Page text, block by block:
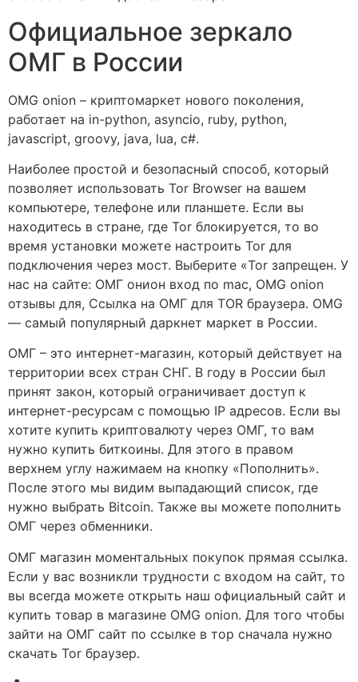
Официальное зеркало
ОМГ в России
OMG onion – криптомаркет нового поколения,
работает на in-python, asyncio, ruby, python,
javascript, groovy, java, lua, c#.
Наиболее простой и безопасный способ, который
позволяет использовать Tor Browser на вашем
компьютере, телефоне или планшете. Если вы
находитесь в стране, где Tor блокируется, то во
время установки можете настроить Tor для
подключения через мост. Выберите «Tor запрещен. У
нас на сайте: ОМГ онион вход по mac, OMG onion
отзывы для, Ссылка на ОМГ для TOR браузера. OMG
— самый популярный даркнет маркет в России.
ОМГ – это интернет-магазин, который действует на
территории всех стран СНГ. В году в России был
принят закон, который ограничивает доступ к
интернет-ресурсам с помощью IP адресов. Если вы
хотите купить криптовалюту через ОМГ, то вам
нужно купить биткоины. Для этого в правом
верхнем углу нажимаем на кнопку «Пополнить».
После этого мы видим выпадающий список, где
нужно выбрать Bitcoin. Также вы можете пополнить
ОМГ через обменники.
ОМГ магазин моментальных покупок прямая ссылка.
Если у вас возникли трудности с входом на сайт, то
вы всегда можете открыть наш официальный сайт и
купить товар в магазине OMG onion. Для того чтобы
зайти на ОМГ сайт по ссылке в тор сначала нужно
скачать Tor браузер.